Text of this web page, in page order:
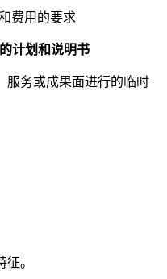
费用的要求
计划和说明书
务或成果面进行的临时
。